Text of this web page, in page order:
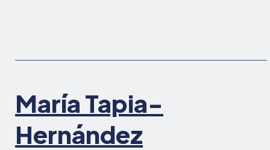
María Tapia-
Hernández